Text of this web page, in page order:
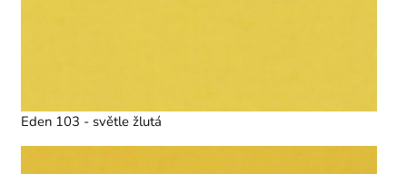
Eden 103 - světle žlutá